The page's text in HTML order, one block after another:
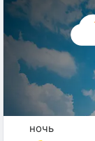
ночь